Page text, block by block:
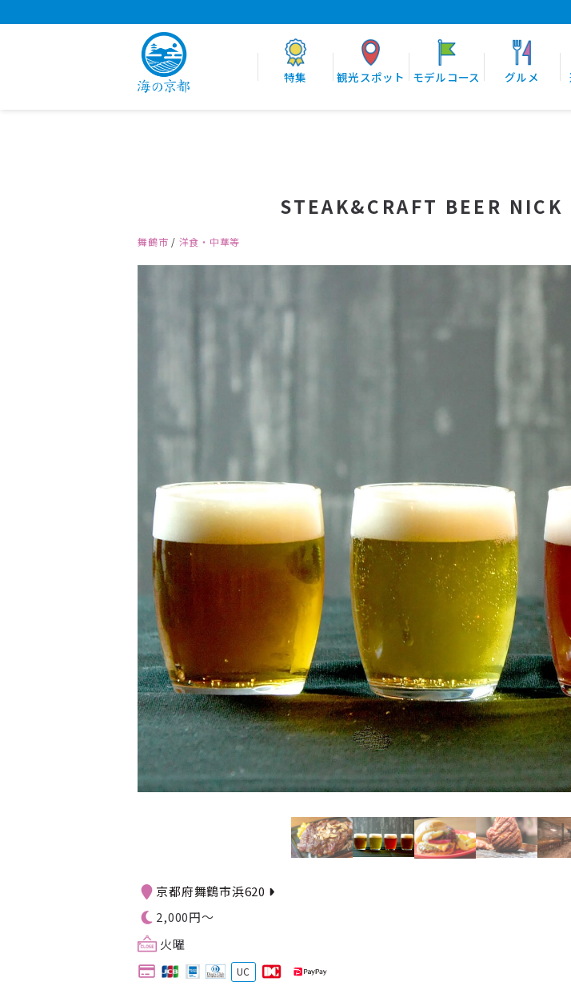
特集 観光スポット モデルコース グルメ
STEAK&CRAFT BEER NICK
舞鶴市 / 洋食・中華等
京都府舞鶴市浜620
2,000円～
火曜
UC